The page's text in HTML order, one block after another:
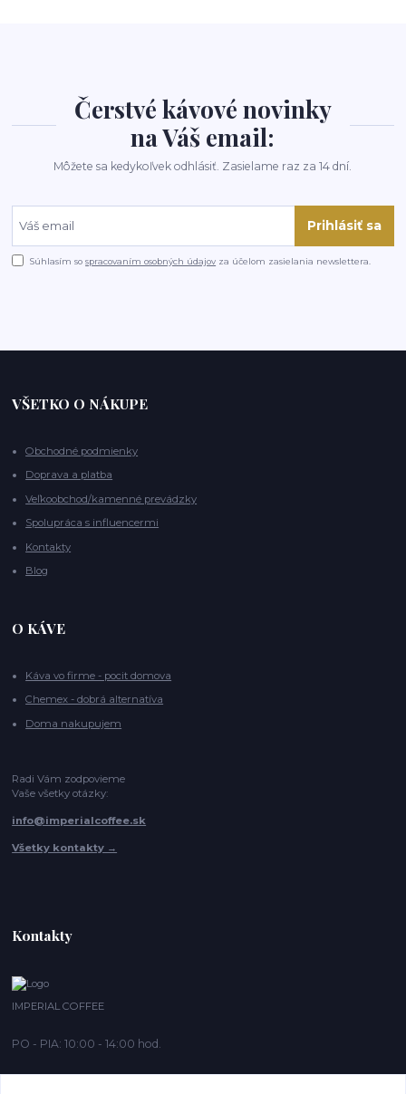
Čerstvé kávové novinky
na Váš email:
Môžete sa kedykoľvek odhlásiť. Zasielame raz za 14 dní.
Prihlásiť sa
Súhlasím sospracovaním osobných údajov za účelom zasielania newslettera.
VŠETKO O NÁKUPE
Obchodné podmienky
Doprava a platba
Veľkoobchod/kamenné prevádzky
Spolupráca s influencermi
Kontakty
Blog
O KÁVE
Káva vo firme - pocit domova
Chemex - dobrá alternatíva
Doma nakupujem
Radi Vám zodpovieme
Vaše všetky otázky:
info@imperialcoffee.sk
Všetky kontakty →
Kontakty
IMPERIAL COFFEE
PO - PIA: 10:00 - 14:00 hod.